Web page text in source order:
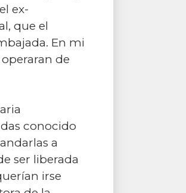
ex-
que el
En mi
de
conocido
a
ser liberada
irse